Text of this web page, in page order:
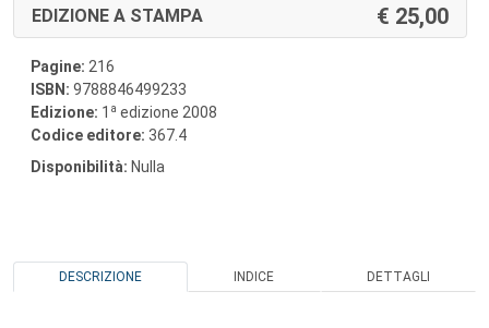
EDIZIONE A STAMPA 25,00
Pagine: 216
ISBN: 9788846499233
Edizione: 1 a edizione 2008
Codice editore: 367.4
Disponibilità: Nulla
DESCRIZIONE INDICE DETTAGLI